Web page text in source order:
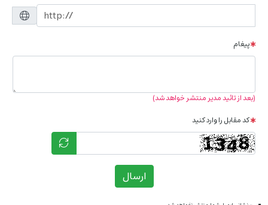
پیغام
(بعد از تائید مدیر منتشر خواهد شد)
کد مقابل را وارد کنید
ارسال